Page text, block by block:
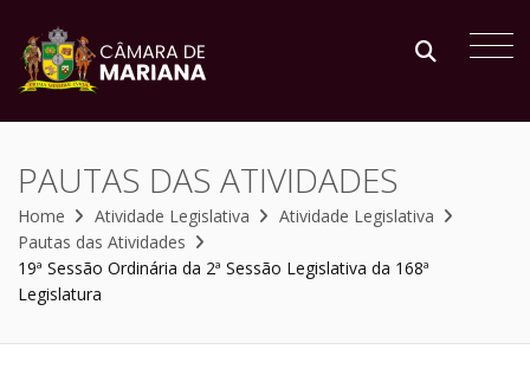
PAUTAS DAS ATIVIDADES
Home Atividade Legislativa
Atividade Legislativa
Pautas das Atividades
19ª Sessão Ordinária da 2ª Sessão Legislativa da 168ª
Legislatura